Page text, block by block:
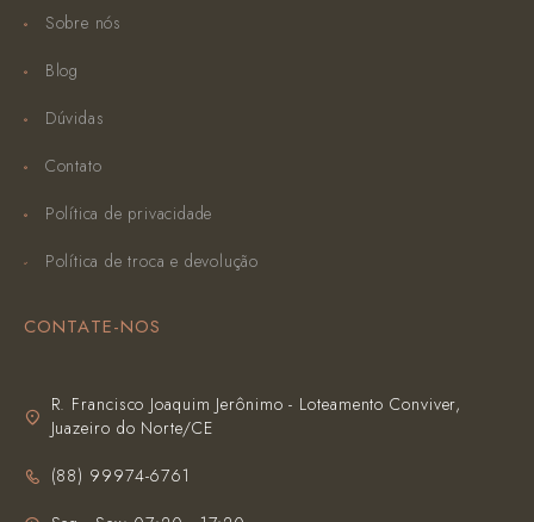
Sobre nós
Blog
Dúvidas
Contato
Política de privacidade
Política de troca e devolução
CONTATE-NOS
R. Francisco Joaquim Jerônimo - Loteamento Conviver,
Juazeiro do Norte/CE
(‪88) 99974-6761‬